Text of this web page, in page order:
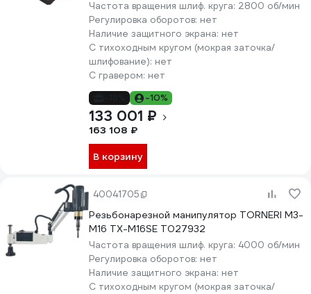
Частота вращения шлиф. круга: 2800 об/мин
Регулировка оборотов: нет
Наличие защитного экрана: нет
С тихоходным кругом (мокрая заточка/
шлифование): нет
С гравером: нет
-10%
133 001 ₽
163 108 ₽
В корзину
40041705
Резьбонарезной манипулятор TORNERI M3-
M16 TX-M16SE Т027932
Частота вращения шлиф. круга: 4000 об/мин
Регулировка оборотов: нет
Наличие защитного экрана: нет
С тихоходным кругом (мокрая заточка/